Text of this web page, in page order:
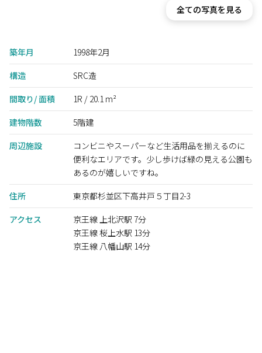
全ての写真を見る
築年月
1998年2月
構造
SRC造
間取り/ 面積
1R / 20.1 m²
建物階数
5階建
周辺施設
コンビニやスーパーなど生活用品を揃えるのに
便利なエリアです。少し歩けば緑の見える公園も
あるのが嬉しいですね。
住所
東京都杉並区下高井戸５丁目2-3
アクセス
京王線 上北沢駅 7分
京王線 桜上水駅 13分
京王線 八幡山駅 14分